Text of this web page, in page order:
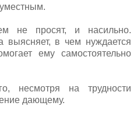
не просят, и насильно.
выясняет, в чем нуждается
ему самостоятельно
несмотря на трудности
дающему.